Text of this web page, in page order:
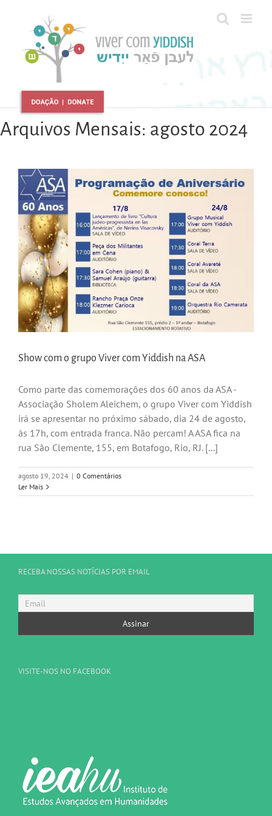
conteúdo
Arquivos Mensais: agosto 2024
Show com o grupo Viver com Yiddish na ASA
Como parte das comemorações dos 60 anos da ASA -
Associação Sholem Aleichem, o grupo Viver com Yiddish
irá se apresentar no próximo sábado, dia 24 de agosto,
às 17h, com entrada franca. Não percam! A ASA fica na
rua São Clemente, 155, em Botafogo, Rio, RJ. [...]
agosto 19, 2024 | 0 Comentários
Ler Mais
RECEBA NOSSAS NOTÍCIAS POR EMAIL
VISITE-NOS NO FACEBOOK